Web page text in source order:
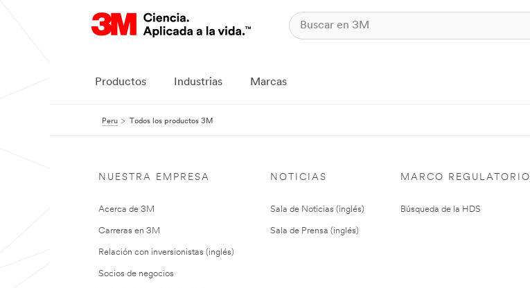
Productos Industrias Marcas
Peru Todos los productos 3M
NUESTRA EMPRESA
Acerca de 3M
Carreras en 3M
Relación con inversionistas (inglés)
Socios de negocios
NOTICIAS
Sala de Noticias (inglés)
Sala de Prensa (inglés)
MARCO REGULATORIO
Búsqueda de la HDS